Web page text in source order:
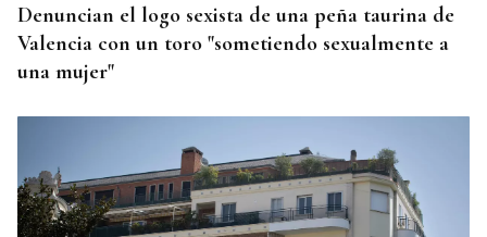
Denuncian el logo sexista de una peña taurina de
Valencia con un toro "sometiendo sexualmente a
una mujer"